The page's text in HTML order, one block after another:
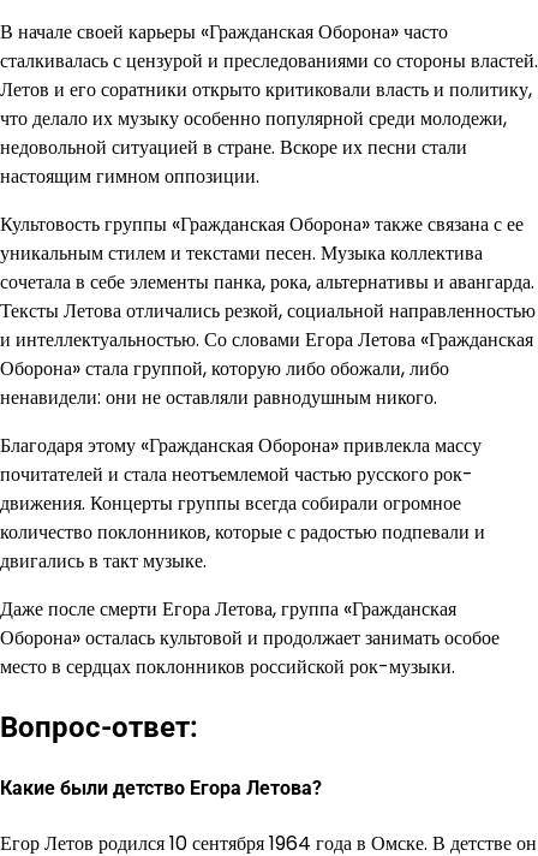
В начале своей карьеры «Гражданская Оборона» часто
сталкивалась с цензурой и преследованиями со стороны властей.
Летов и его соратники открыто критиковали власть и политику,
что делало их музыку особенно популярной среди молодежи,
недовольной ситуацией в стране. Вскоре их песни стали
настоящим гимном оппозиции.
Культовость группы «Гражданская Оборона» также связана с ее
уникальным стилем и текстами песен. Музыка коллектива
сочетала в себе элементы панка, рока, альтернативы и авангарда.
Тексты Летова отличались резкой, социальной направленностью
и интеллектуальностью. Со словами Егора Летова «Гражданская
Оборона» стала группой, которую либо обожали, либо
ненавидели: они не оставляли равнодушным никого.
Благодаря этому «Гражданская Оборона» привлекла массу
почитателей и стала неотъемлемой частью русского рок-
движения. Концерты группы всегда собирали огромное
количество поклонников, которые с радостью подпевали и
двигались в такт музыке.
Даже после смерти Егора Летова, группа «Гражданская
Оборона» осталась культовой и продолжает занимать особое
место в сердцах поклонников российской рок-музыки.
Вопрос-ответ:
Какие были детство Егора Летова?
Егор Летов родился 10 сентября 1964 года в Омске. В детстве он